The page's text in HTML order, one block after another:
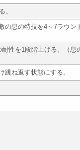
。
の息の特技を4～7ラウン
性を1段階上げる。（息
ね返す状態にする。